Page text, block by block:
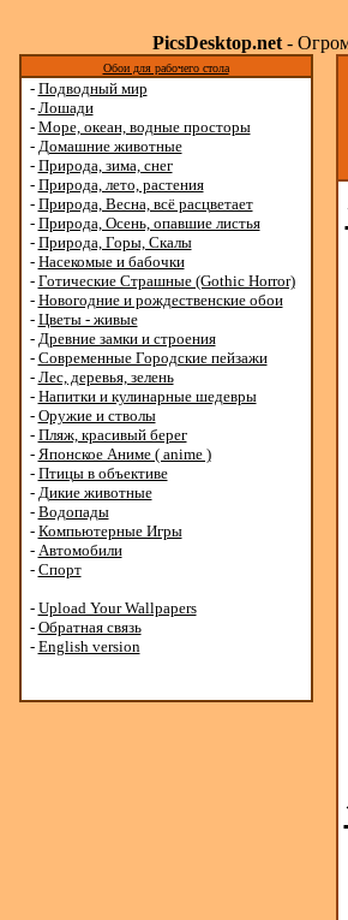
PicsDesktop.net-
Обои для рабочего стола
- Подводный мир
- Лошади
- Море, океан, водные просторы
- Домашние животные
- Природа, зима, снег
- Природа, лето, растения
- Природа, Весна, всё расцветает
- Природа, Осень, опавшие листья
- Природа, Горы, Скалы
- Насекомые и бабочки
- Готические Страшные (Gothic Horror)
- Новогодние и рождественские обои
- Цветы - живые
- Древние замки и строения
- Современные Городские пейзажи
- Лес, деревья, зелень
- Напитки и кулинарные шедевры
- Оружие и стволы
- Пляж, красивый берег
- Японское Аниме ( anime )
- Птицы в объективе
- Дикие животные
- Водопады
- Компьютерные Игры
- Автомобили
- Спорт
- Upload Your Wallpapers
- Обратная связь
- English version